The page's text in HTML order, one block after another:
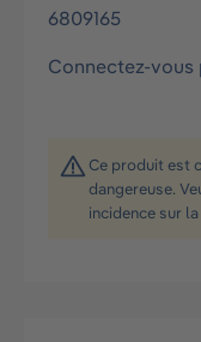
6809165
Connectez-
Ce produit est
dangereuse.
incidence sur